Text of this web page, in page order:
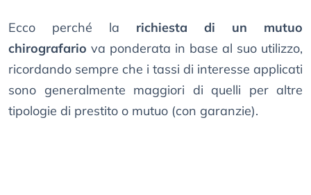
Ecco perché la richiesta di un mutuo
chirografario va ponderata in base al suo utilizzo,
ricordando sempre che i tassi di interesse applicati
sono generalmente maggiori di quelli per altre
tipologie di prestito o mutuo (con garanzie).